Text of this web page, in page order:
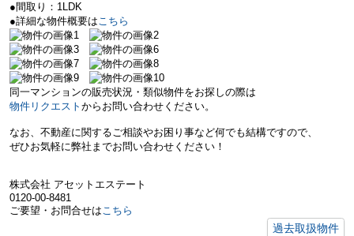
●間取り：1LDK
●詳細な物件概要はこちら
同一マンションの販売状況・類似物件をお探しの際は
物件リクエスト からお問い合わせください。
なお、不動産に関するご相談やお困り事など何でも結構ですので、
ぜひお気軽に弊社までお問い合わせください！
株式会社 アセットエステート
0120-00-8481
ご要望・お問合せはこちら
過去取扱物件